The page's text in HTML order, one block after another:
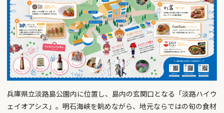
兵庫県立淡路島公園内に位置し、島内の玄関口となる「淡路ハイウ
ェイオアシス」。明石海峡を眺めながら、地元ならではの旬の食材